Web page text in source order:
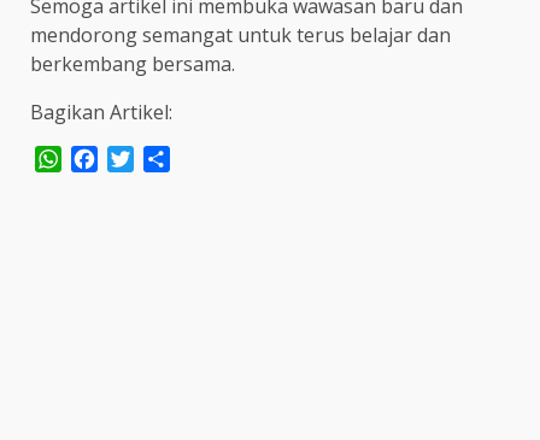
Semoga artikel ini membuka wawasan baru dan
mendorong semangat untuk terus belajar dan
berkembang bersama.
Bagikan Artikel:
WhatsApp
Facebook
Twitter